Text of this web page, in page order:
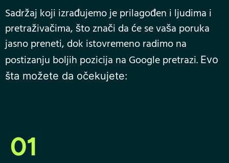
Sadržaj koji izrađujemo je prilagođen i ljudima i
pretraživačima, što znači da će se vaša poruka
jasno preneti, dok istovremeno radimo na
postizanju boljih pozicija na Google pretrazi. Evo
šta možete da očekujete:
01